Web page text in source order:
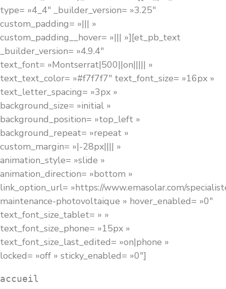
type= »4_4″ _builder_version= »3.25″
custom_padding= »||| »
custom_padding__hover= »||| »][et_pb_text
_builder_version= »4.9.4″
text_font= »Montserrat|500||on||||| »
text_text_color= »#f7f7f7″ text_font_size= »16px »
text_letter_spacing= »3px »
background_size= »initial »
background_position= »top_left »
background_repeat= »repeat »
custom_margin= »|-28px|||| »
animation_style= »slide »
animation_direction= »bottom »
link_option_url= »https://www.emasolar.com/
maintenance-photovoltaique » hover_enabled= »0″
text_font_size_tablet= » »
text_font_size_phone= »15px »
text_font_size_last_edited= »on|phone »
locked= »off » sticky_enabled= »0″]
accueil